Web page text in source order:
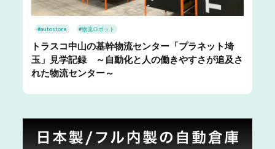
#autostore #物流ロボット
トラスコ中山の基幹物流センター「プラネット埼
玉」見学記録 ～自動化と人の働きやすさが追及さ
れた物流センター～